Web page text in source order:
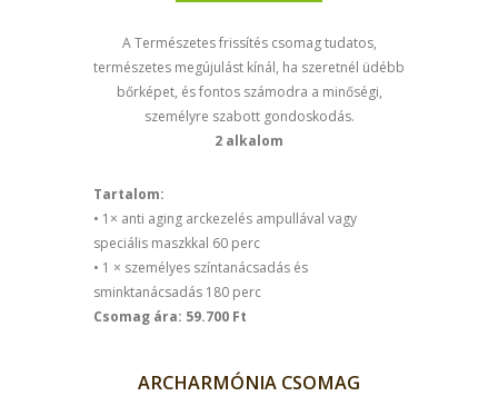
A Természetes frissítés csomag tudatos,
természetes megújulást kínál, ha szeretnél üdébb
bőrképet, és fontos számodra a minőségi,
személyre szabott gondoskodás.
2 alkalom
Tartalom:
• 1× anti aging arckezelés ampullával vagy
speciális maszkkal 60 perc
• 1 × személyes színtanácsadás és
sminktanácsadás 180 perc
Csomag ára: 59.700 Ft
ARCHARMÓNIA CSOMAG